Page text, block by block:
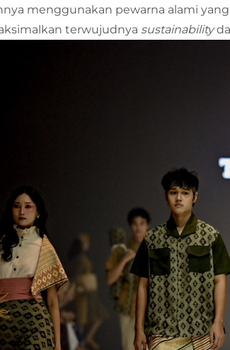
menggunakan pewarna alami
terwujudnya sustainability